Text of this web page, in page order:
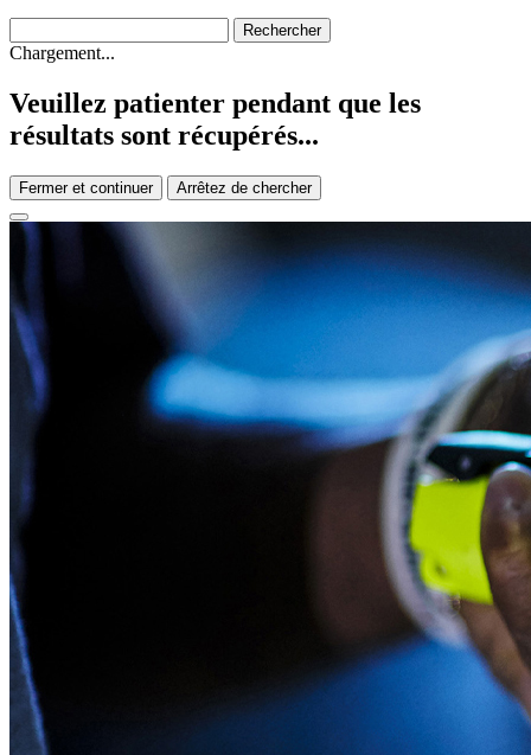
Chargement...
Veuillez patienter pendant que les
résultats sont récupérés...
Fermer et continuer Arrêtez de chercher